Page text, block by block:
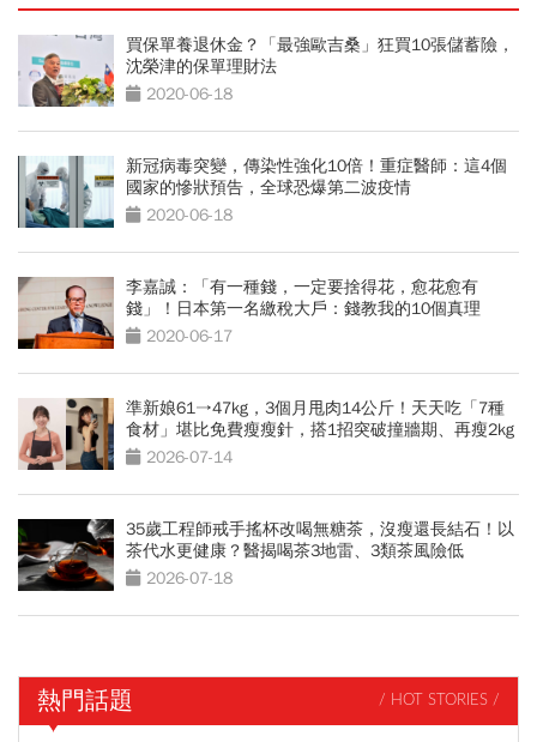
買保單養退休金？「最強歐吉桑」狂買10張儲蓄險，
沈榮津的保單理財法
2020-06-18
新冠病毒突變，傳染性強化10倍！重症醫師：這4個
國家的慘狀預告，全球恐爆第二波疫情
2020-06-18
李嘉誠：「有一種錢，一定要捨得花，愈花愈有
錢」！日本第一名繳稅大戶：錢教我的10個真理
2020-06-17
準新娘61→47kg，3個月甩肉14公斤！天天吃「7種
食材」堪比免費瘦瘦針，搭1招突破撞牆期、再瘦2kg
2026-07-14
35歲工程師戒手搖杯改喝無糖茶，沒瘦還長結石！以
茶代水更健康？醫揭喝茶3地雷、3類茶風險低
2026-07-18
熱門話題 / HOT STORIES /